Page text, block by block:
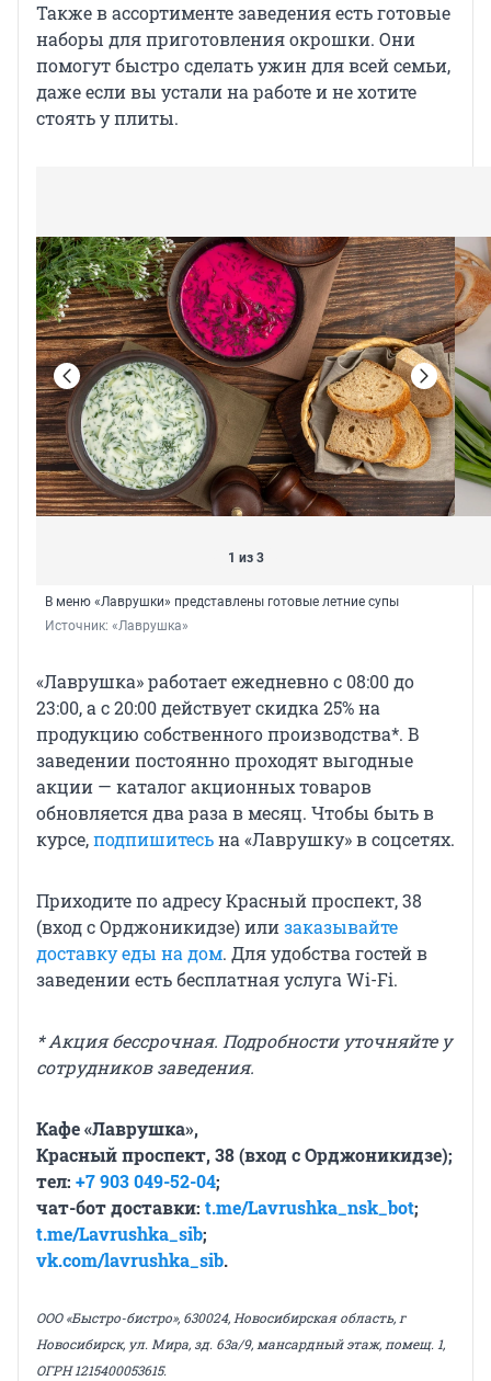
Также в ассортименте заведения есть готовые
наборы для приготовления окрошки. Они
помогут быстро сделать ужин для всей семьи,
даже если вы устали на работе и не хотите
стоять у плиты.
1 из 3
В меню «Лаврушки» представлены готовые летние супы
Источник: «Лаврушка»
«Лаврушка» работает ежедневно с 08:00 до
23:00, а с 20:00 действует скидка 25% на
продукцию собственного производства*. В
заведении постоянно проходят выгодные
акции — каталог акционных товаров
обновляется два раза в месяц. Чтобы быть в
курсе,подпишитесьна «Лаврушку» в соцсетях.
Приходите по адресу Красный проспект, 38
(вход с Орджоникидзе) илизаказывайте
доставку еды на дом. Для удобства гостей в
заведении есть бесплатная услуга Wi-Fi.
* Акция бессрочная. Подробности уточняйте у
сотрудников заведения.
Кафе «Лаврушка»,
Красный проспект, 38 (вход с Орджоникидзе);
тел: +7 903 049-52-04;
чат-бот доставки: t.me/Lavrushka_nsk_bot;
t.me/Lavrushka_sib;
vk.com/lavrushka_sib.
ООО «Быстро-бистро», 630024, Новосибирская область, г
Новосибирск, ул. Мира, зд. 63а/9, мансардный этаж, помещ. 1,
ОГРН 1215400053615.